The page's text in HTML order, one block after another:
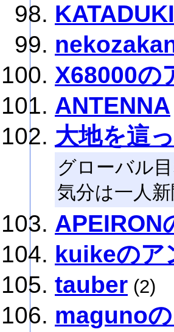
X68000の
ANTENNA
大地を這
グローバル
気分は一人
APEIRON
kuikeのア
tauber (2)
maguno